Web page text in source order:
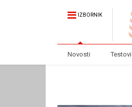
IZBORNIK
Novosti Testovi